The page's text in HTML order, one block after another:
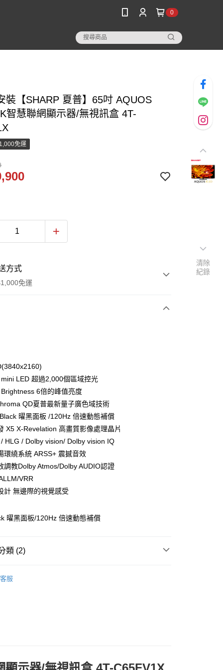
0
裝【SHARP 夏普】65吋 AQUOS
智慧聯網顯示器/無視訊盒 4T-
免運
方式
免運
，滿NT$1,000(含以上)免運費
配司機 (大家電需貨到付款服務 請電洽0977103621)
，滿NT$2,000(含以上)免運費
LED 超過2,000個區域控光
6倍的峰值亮度
QD夏普最新量子廣色域技術
曜黑面板 /120Hz 倍速動態補償
X5 X-Revelation 高畫質影像處理晶片
HLG / Dolby vision/ Dolby vision IQ
環繞系統 ARSS+ 震撼音效
調教Dolby Atmos/Dolby AUDIO認證
VRR
計 無邊際的視覺感受
曜黑面板/120Hz 倍速動態補償
類 (2)
客服
清除
紀錄